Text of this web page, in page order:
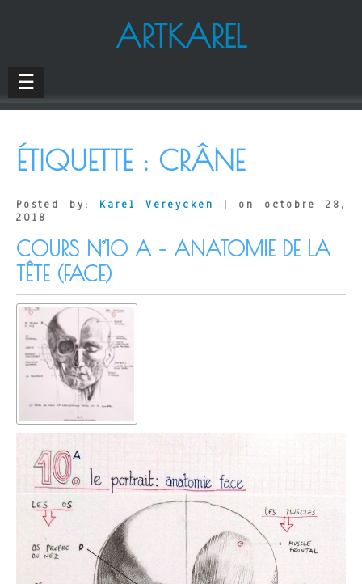
ARTKAREL
☰
ÉTIQUETTE : CRÂNE
Posted by: Karel Vereycken
| on octobre 28,
2018
COURS N°10 A – ANATOMIE DE LA
TÊTE (FACE)